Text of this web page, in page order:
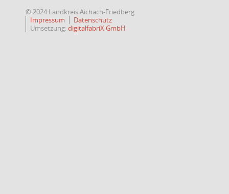
© 2024 Landkreis Aichach-Friedberg
Impressum
Datenschutz
Umsetzung:digitalfabriX GmbH